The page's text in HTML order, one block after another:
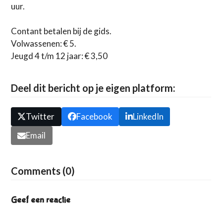
uur.
Contant betalen bij de gids.
Volwassenen: € 5.
Jeugd 4 t/m 12 jaar: € 3,50
Deel dit bericht op je eigen platform:
Twitter Facebook
LinkedIn
Email
Comments (0)
Geef een reactie